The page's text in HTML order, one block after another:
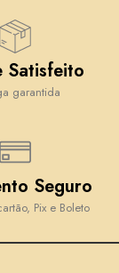
Satisfeito
garantida
Seguro
Pix e Boleto